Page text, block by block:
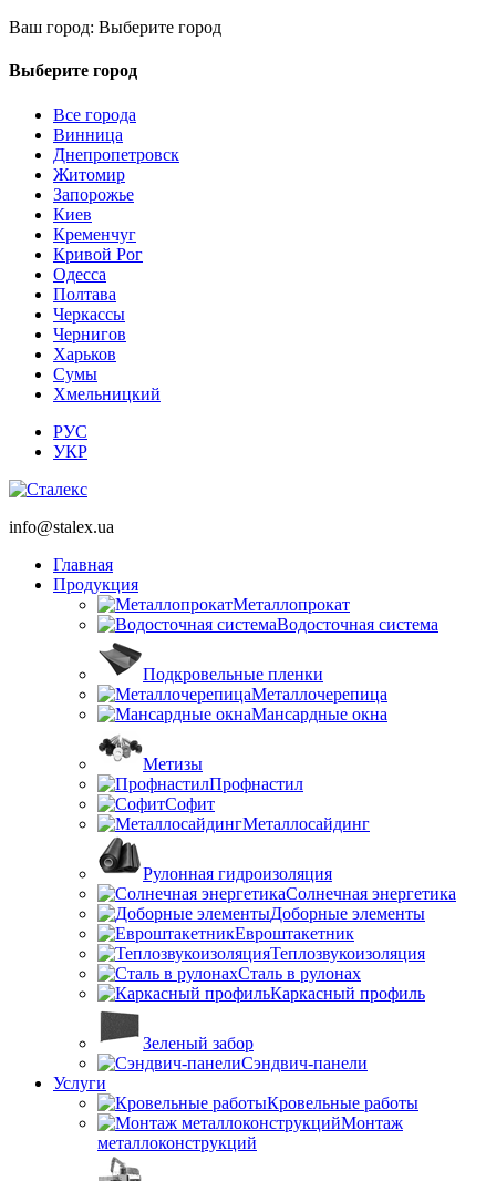
Ваш город: Выберите город
Выберите город
Все города
Винница
Днепропетровск
Житомир
Запорожье
Киев
Кременчуг
Кривой Рог
Одесса
Полтава
Черкассы
Чернигов
Харьков
Сумы
Хмельницкий
РУС
УКР
info@stalex.ua
Главная
Продукция
Металлопрокат
Водосточная система
Подкровельные пленки
Металлочерепица
Мансардные окна
Метизы
Профнастил
Софит
Металлосайдинг
Рулонная гидроизоляция
Солнечная энергетика
Доборные элементы
Евроштакетник
Теплозвукоизоляция
Сталь в рулонах
Каркасный профиль
Зеленый забор
Сэндвич-панели
Услуги
Кровельные работы
Монтаж
металлоконструкций